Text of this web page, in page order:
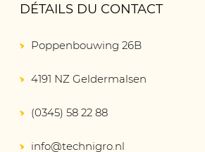
DÉTAILS DU CONTACT
Poppenbouwing 26B
4191 NZ Geldermalsen
(0345) 58 22 88
info@technigro.nl